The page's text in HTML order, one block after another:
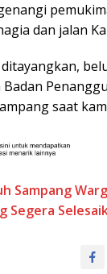
dan jalan
saat
Sampang
Segera